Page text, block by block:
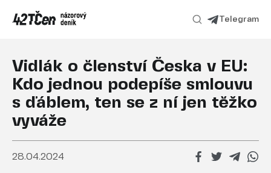
Telegram
Vidlák o členství Česka v EU:
Kdo jednou podepíše smlouvu
s ďáblem, ten se z ní jen těžko
vyváže
28.04.2024